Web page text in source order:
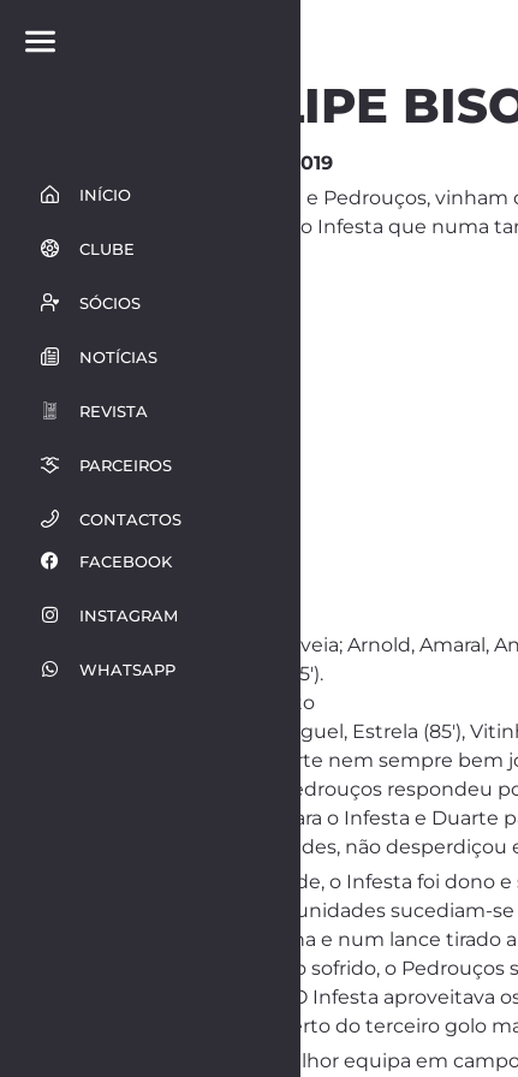
INÍCIO
CLUBE
SÓCIOS
NOTÍCIAS
REVISTA
PARCEIROS
CONTACTOS
FACEBOOK
INSTAGRAM
WHATSAPP
RUI FILIPE
21 de Janeiro de 2019
Os vizinhos Infesta e Pedrouços,
partida, porém, foi o Infesta que numa
INFESTA: Gouveia; Arnold, Amaral,
e Rui Filipe (85′).
TR: Jorge Pinto
Suplentes: Miguel, Estrela (85′),
Numa primeira parte nem sempre bem
Pouco depois, o Pedrouços respondeu
minutos, Arnold para o Infesta e Duarte
saída do guarda-redes, não
Na segunda metade, o Infesta foi dono
por cima. As oportunidades sucediam-
assistido por Vitinha e num lance
Infesta. Com o golo sofrido, o
no mesmo lance. O Infesta aproveitava
Ventura, estado perto do terceiro golo
Vitória justa da melhor equipa em